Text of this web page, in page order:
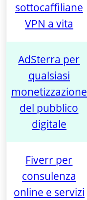
sottocaffiliane
VPN a vita
AdSterra per
qualsiasi
monetizzazione
del pubblico
digitale
Fiverr per
consulenza
online e servizi